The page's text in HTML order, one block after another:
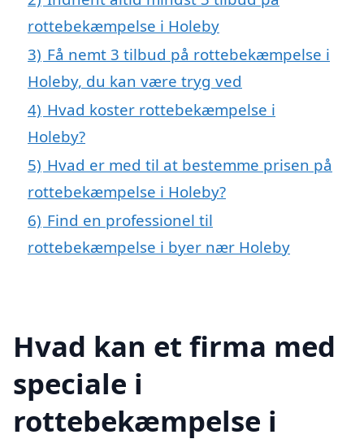
rottebekæmpelse i Holeby
3) Få nemt 3 tilbud på rottebekæmpelse i
Holeby, du kan være tryg ved
4) Hvad koster rottebekæmpelse i
Holeby?
5) Hvad er med til at bestemme prisen på
rottebekæmpelse i Holeby?
6) Find en professionel til
rottebekæmpelse i byer nær Holeby
Hvad kan et firma med
speciale i
rottebekæmpelse i